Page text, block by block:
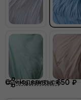
Сумма заказа:650 ₽
Поделиться